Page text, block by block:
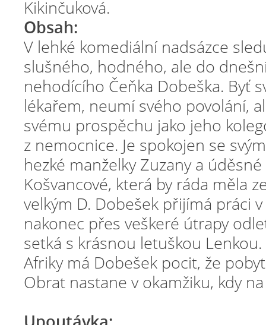
Kikinčuková.
Obsah:
V lehké komediální nadsázce
slušného, hodného, ale do
nehodícího Čeňka Dobeška. Byť
lékařem, neumí svého povolání,
svému prospěchu jako jeho
z nemocnice. Je spokojen se
hezké manželky Zuzany a
Košvancové, která by ráda měla
velkým D. Dobešek přijímá práci
nakonec přes veškeré útrapy
setká s krásnou letuškou
Afriky má Dobešek pocit, že
Obrat nastane v okamžiku, kdy